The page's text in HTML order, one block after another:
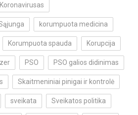
Koronavirusas
korumpuota medicina
Korumpuota spauda Korupcija
PSO PSO galios didinimas
Skaitmeniniai pinigai ir kontrolė
sveikata Sveikatos politika